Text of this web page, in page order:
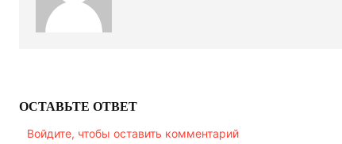
ОСТАВЬТЕ ОТВЕТ
Войдите, чтобы оставить комментарий